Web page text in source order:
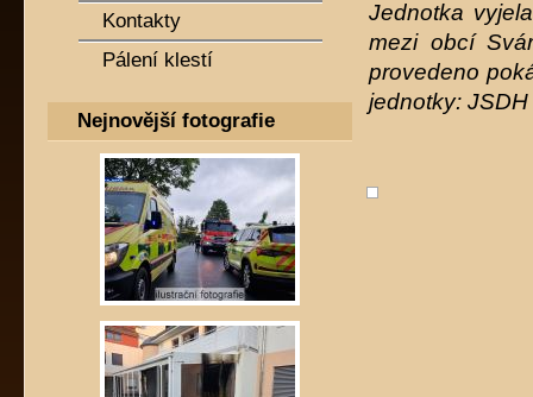
Jednotka
mezi obcí
provedeno
jednotky:
Kontakty
Pálení klestí
Nejnovější fotografie